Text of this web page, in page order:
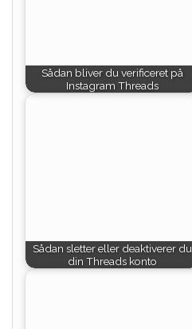
Sådan bliver du verificeret på
Instagram Threads
Sådan sletter eller deaktiverer du
din Threads konto